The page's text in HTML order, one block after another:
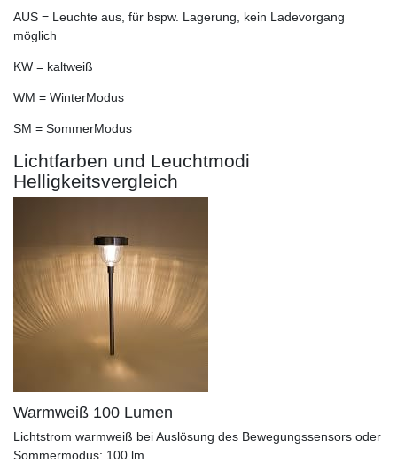
AUS = Leuchte aus, für bspw. Lagerung, kein Ladevorgang
möglich
KW = kaltweiß
WM = WinterModus
SM = SommerModus
Lichtfarben und Leuchtmodi
Helligkeitsvergleich
Warmweiß 100 Lumen
Lichtstrom warmweiß bei Auslösung des Bewegungssensors oder
Sommermodus: 100 lm